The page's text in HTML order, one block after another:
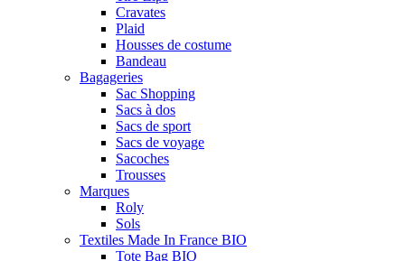
Cravates
Plaid
Housses de costume
Bandeau
Bagageries
Sac Shopping
Sacs à dos
Sacs de sport
Sacs de voyage
Sacoches
Trousses
Marques
Roly
Sols
Textiles Made In France BIO
Tote Bag BIO